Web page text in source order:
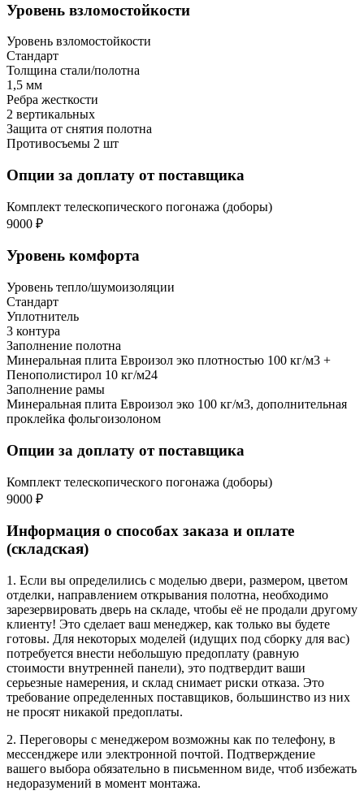
Уровень взломостойкости
Уровень взломостойкости
Стандарт
Толщина стали/полотна
1,5 мм
Ребра жесткости
2 вертикальных
Защита от снятия полотна
Противосъемы 2 шт
Опции за доплату от поставщика
Комплект телескопического погонажа (доборы)
9000 ₽
Уровень комфорта
Уровень тепло/шумоизоляции
Стандарт
Уплотнитель
3 контура
Заполнение полотна
Минеральная плита Евроизол эко плотностью 100 кг/м3 +
Пенополистирол 10 кг/м24
Заполнение рамы
Минеральная плита Евроизол эко 100 кг/м3, дополнительная
проклейка фольгоизолоном
Опции за доплату от поставщика
Комплект телескопического погонажа (доборы)
9000 ₽
Информация о способах заказа и оплате
(складская)
1. Если вы определились с моделью двери, размером, цветом
отделки, направлением открывания полотна, необходимо
зарезервировать дверь на складе, чтобы её не продали другому
клиенту! Это сделает ваш менеджер, как только вы будете
готовы. Для некоторых моделей (идущих под сборку для вас)
потребуется внести небольшую предоплату (равную
стоимости внутренней панели), это подтвердит ваши
серьезные намерения, и склад снимает риски отказа. Это
требование определенных поставщиков, большинство из них
не просят никакой предоплаты.
2. Переговоры с менеджером возможны как по телефону, в
мессенджере или электронной почтой. Подтверждение
вашего выбора обязательно в письменном виде, чтоб избежать
недоразумений в момент монтажа.